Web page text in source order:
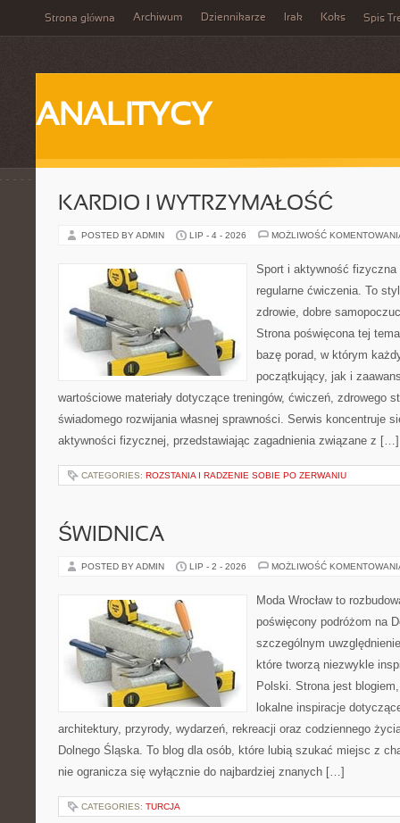
Strona główna Archiwum Dziennikarze Irak Koks Spis
ANALITYCY
KARDIO I WYTRZYMAŁOŚĆ
POSTED BY ADMIN LIP - 4 - 2026 MOŻLIWOŚĆ
Sport i aktywność
regularne ćwiczenia. To
zdrowie, dobre
Strona poświęcona tej
bazę porad, w którym
początkujący, jak i
wartościowe materiały dotyczące treningów, ćwiczeń, zdrowego
świadomego rozwijania własnej sprawności. Serwis koncentruje
aktywności fizycznej, przedstawiając zagadnienia związane z […]
CATEGORIES: ROZSTANIA I RADZENIE SOBIE PO ZERWANIU
ŚWIDNICA
POSTED BY ADMIN LIP - 2 - 2026 MOŻLIWOŚĆ
Moda Wrocław to
poświęcony podróżom na
szczególnym
które tworzą niezwykle
Polski. Strona jest
lokalne inspiracje
architektury, przyrody, wydarzeń, rekreacji oraz codziennego
Dolnego Śląska. To blog dla osób, które lubią szukać miejsc z
nie ogranicza się wyłącznie do najbardziej znanych […]
CATEGORIES: TURCJA